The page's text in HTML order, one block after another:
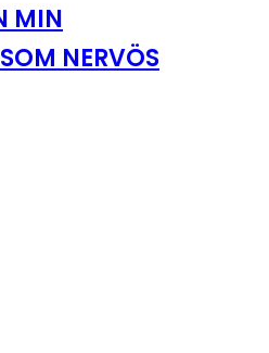
MIN
NERVÖS